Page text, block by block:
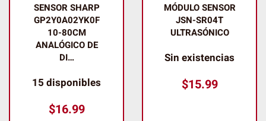
SENSOR SHARP
GP2Y0A02YK0F
10-80CM
ANALÓGICO DE
DI…
15 disponibles
$16.99
MÓDULO SENSOR
JSN-SR04T
ULTRASÓNICO
Sin existencias
$15.99